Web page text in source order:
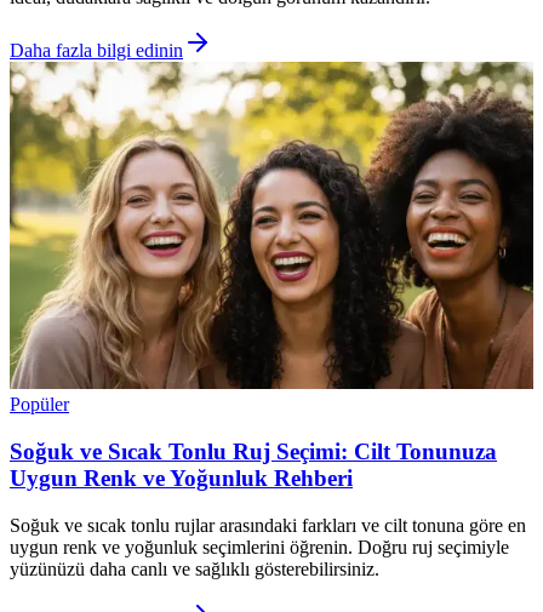
Daha fazla bilgi edinin
Popüler
Soğuk ve Sıcak Tonlu Ruj Seçimi: Cilt Tonunuza
Uygun Renk ve Yoğunluk Rehberi
Soğuk ve sıcak tonlu rujlar arasındaki farkları ve cilt tonuna göre en
uygun renk ve yoğunluk seçimlerini öğrenin. Doğru ruj seçimiyle
yüzünüzü daha canlı ve sağlıklı gösterebilirsiniz.